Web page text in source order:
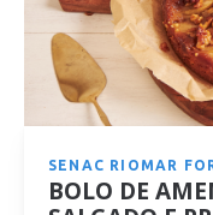
SENAC RIOMAR
BOLO DE